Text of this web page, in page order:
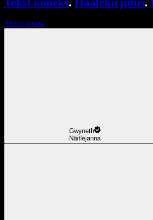
Proovi tasuta
Gwyneth
Näitlejanna